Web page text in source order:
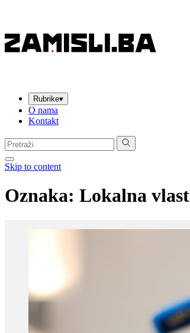
Rubrike▾
O nama
Kontakt
Pretraga:
Skip to content
Oznaka: Lokalna vlast